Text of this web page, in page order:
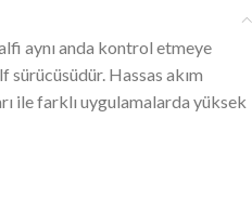
aynı anda kontrol etmeye
sürücüsüdür. Hassas akım
ile farklı uygulamalarda yüksek